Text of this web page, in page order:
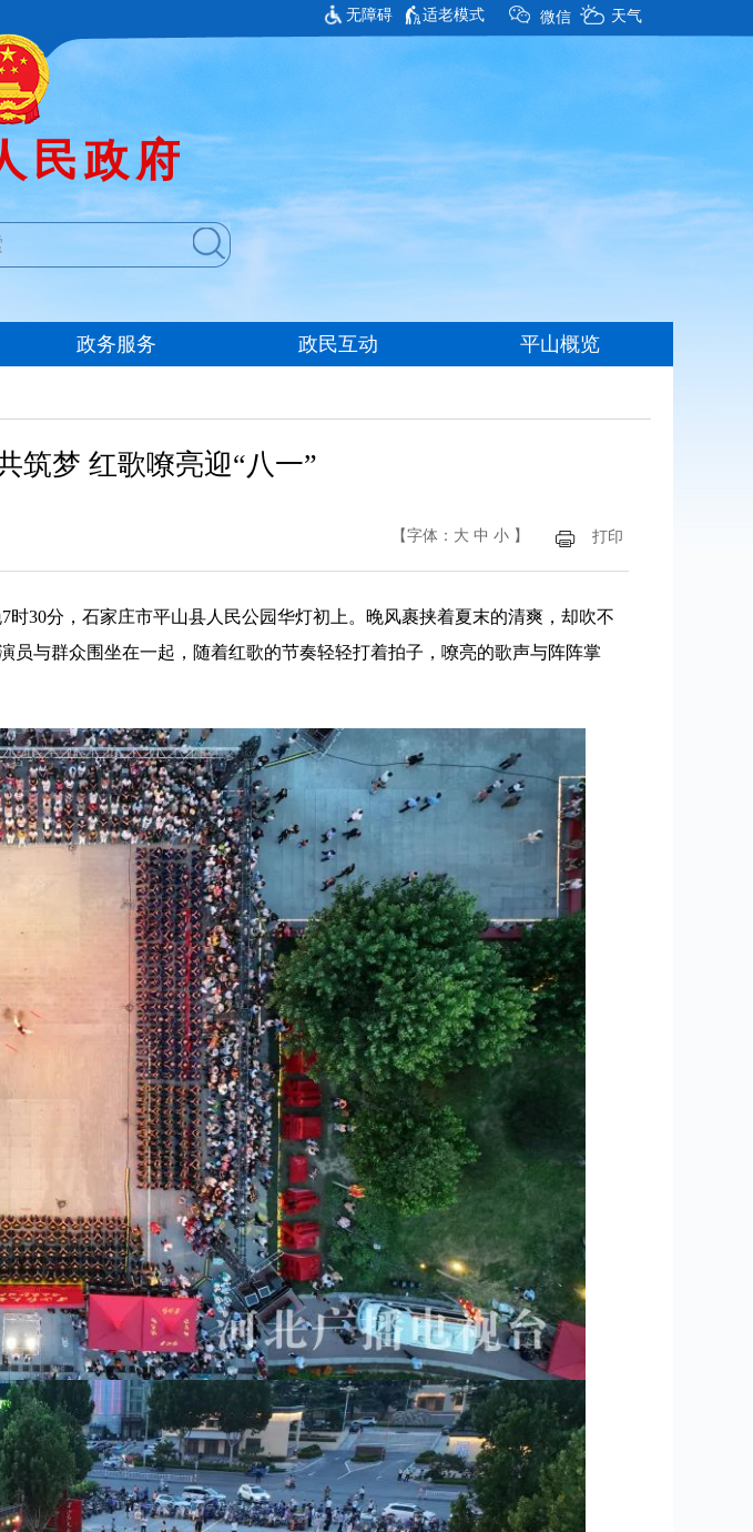
无障碍 适老模式
筑梦 红歌嘹亮迎“八一”
【字体： 大 中 小 】 打印
30分，石家庄市平山县人民公园华灯初上。晚风裹挟着夏末的清爽，却吹不
员与群众围坐在一起，随着红歌的节奏轻轻打着拍子，嘹亮的歌声与阵阵掌